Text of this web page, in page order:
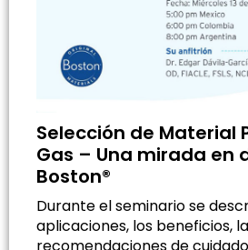
Selección de Material
Gas – Una mirada en
Boston®
Durante el seminario se
aplicaciones, los beneficios,